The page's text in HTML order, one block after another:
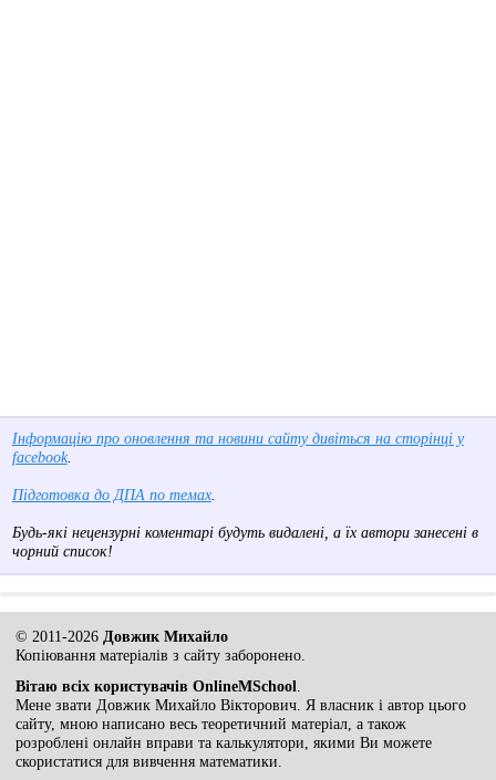
Інформацію про оновлення та новини сайту дивіться на сторінці у
facebook.
Підготовка до ДПА по темах.
Будь-які нецензурні коментарі будуть видалені, а їх автори занесені в
чорний список!
© 2011-2026Довжик Михайло
Копіювання матеріалів з сайту заборонено.
Вітаю всіх користувачів OnlineMSchool
Мене звати Довжик Михайло Вікторович. Я власник і автор цього
сайту, мною написано весь теоретичний матеріал, а також
розроблені онлайн вправи та калькулятори, якими Ви можете
скористатися для вивчення математики.